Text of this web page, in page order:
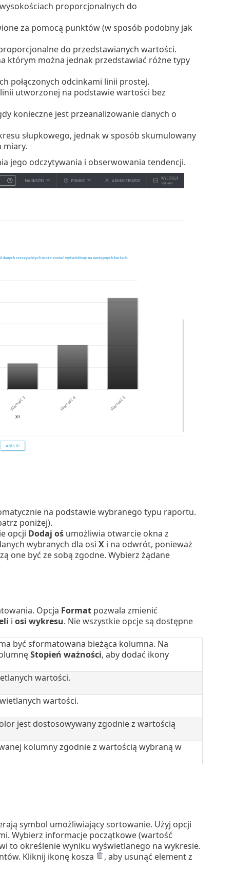
proporcjonalnych do
za pomocą punktów (w sposób podobny jak
do przedstawianych wartości.
którym można jednak przedstawiać różne typy
połączonych odcinkami linii prostej.
utworzonej na podstawie wartości bez
konieczne jest przeanalizowanie danych o
słupkowego, jednak w sposób skumulowany
miary.
jego odczytywania i obserwowania tendencji.
na podstawie wybranego typu raportu.
poniżej).
opcji Dodaj ośumożliwia otwarcie okna z
wybranych dla osi Xi na odwrót, ponieważ
one być ze sobą zgodne. Wybierz żądane
Opcja Formatpozwala zmienić
i osi wykresu. Nie wszystkie opcje są dostępne
być sformatowana bieżąca kolumna. Na
Stopień ważności, aby dodać ikony
wartości.
wartości.
jest dostosowywany zgodnie z wartością
kolumny zgodnie z wartością wybraną w
symbol umożliwiający sortowanie. Użyj opcji
Wybierz informacje początkowe (wartość
to określenie wyniku wyświetlanego na wykresie.
Kliknij ikonę kosza
, aby usunąć element z